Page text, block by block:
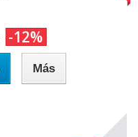
-12%
Más